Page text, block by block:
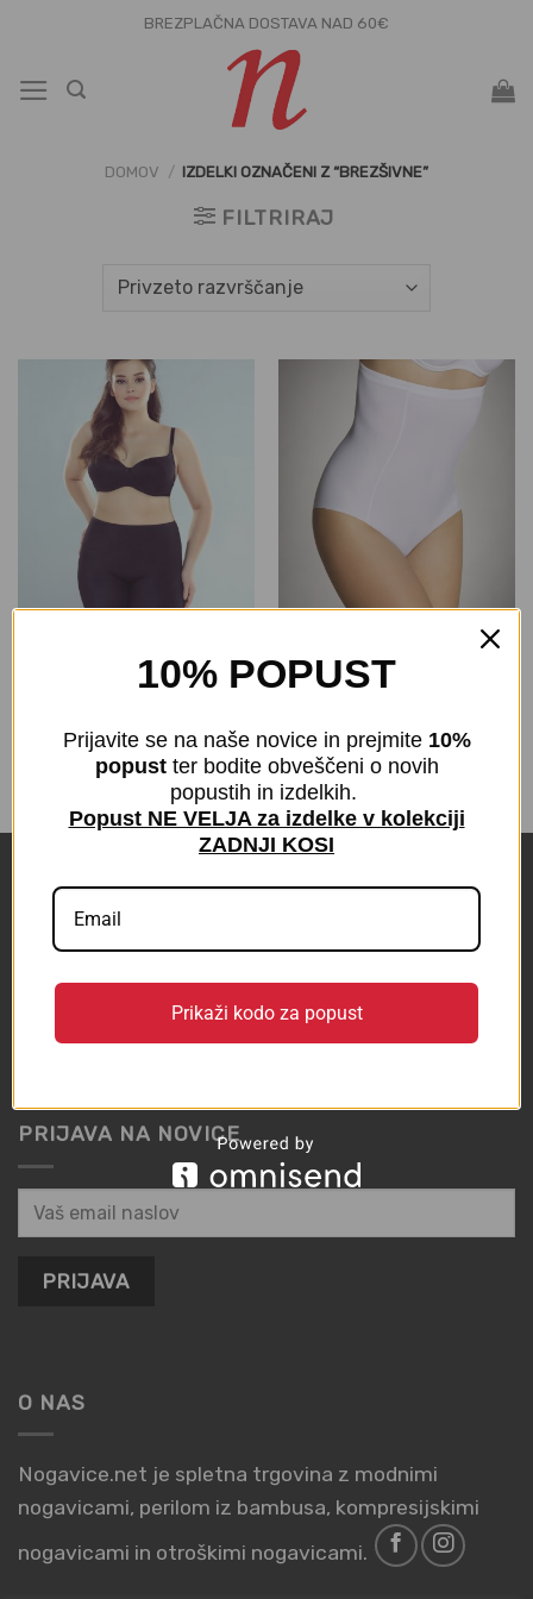
vsebino
BREZPLAČNA DOSTAVA NAD 60€
DOMOV / IZDELKI OZNAČENI Z “BREZŠIVNE”
FILTRIRAJ
Hlačke za oblikovanje
postave Victoria brez šivov
5,00 z DDV
Perilo za oblikovanje
postave Vala visok pas brez
€5,00 z DDV
POVEZAVE
PRIJAVA NA NOVICE
O NAS
Nogavice.net je spletna trgovina z modnimi
nogavicami, perilom iz bambusa, kompresijskimi
nogavicami in otroškimi nogavicami.
10% POPUST
Prijavite se na naše novice in prejmite 10%
popust ter bodite obveščeni o novih
popustih in izdelkih.
Popust NE VELJA za izdelke v kolekciji
ZADNJI KOSI
Prikaži kodo za popust